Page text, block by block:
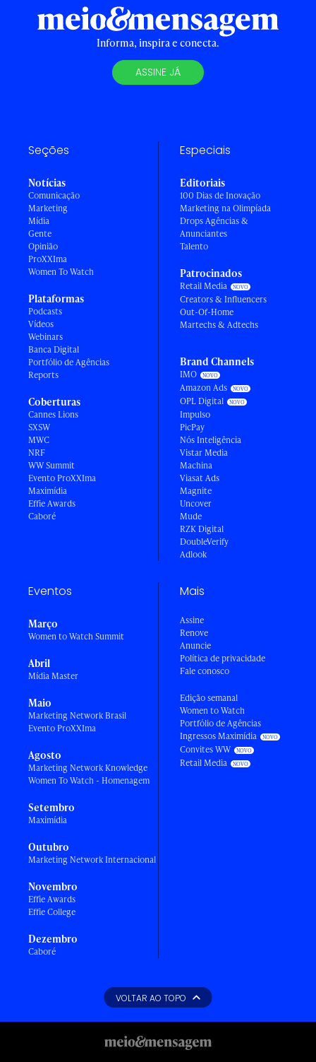
Informa, inspira e conecta.
ASSINE JÁ
Seções
Notícias
Comunicação
Marketing
Mídia
Gente
Opinião
ProXXIma
Women To Watch
Plataformas
Podcasts
Vídeos
Webinars
Banca Digital
Portfólio de Agências
Reports
Coberturas
Cannes Lions
SXSW
MWC
NRF
WW Summit
Evento ProXXIma
Maximídia
Effie Awards
Caboré
Especiais
Editoriais
100 Dias de Inovação
Marketing na Olimpíada
Drops Agências &
Anunciantes
Talento
Patrocinados
Retail Media
Creators & Influencers
Out-Of-Home
Martechs & Adtechs
Brand Channels
IMO
Amazon Ads
OPL Digital
Impulso
PicPay
Nós Inteligência
Vistar Media
Machina
Viasat Ads
Magnite
Uncover
Mude
RZK Digital
DoubleVerify
Adlook
Eventos
Março
Women to Watch Summit
Abril
Mídia Master
Maio
Marketing Network Brasil
Evento ProXXIma
Agosto
Marketing Network Knowledge
Women To Watch - Homenagem
Setembro
Maximídia
Outubro
Marketing Network Internacional
Novembro
Effie Awards
Effie College
Dezembro
Caboré
Mais
Assine
Renove
Anuncie
Política de privacidade
Fale conosco
Edição semanal
Women to Watch
Portfólio de Agências
Ingressos Maximídia
Convites WW
Retail Media
VOLTAR AO TOPO